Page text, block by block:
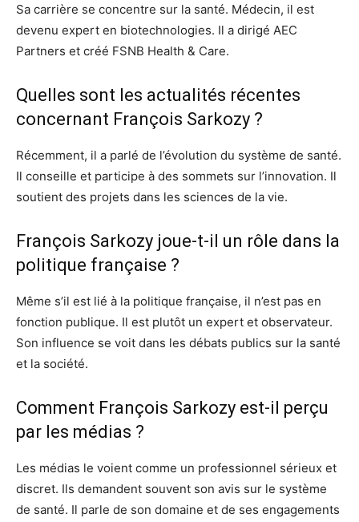
Sa carrière se concentre sur la santé. Médecin, il est
devenu expert en biotechnologies. Il a dirigé AEC
Partners et créé FSNB Health & Care.
Quelles sont les actualités récentes
concernant François Sarkozy ?
Récemment, il a parlé de l’évolution du système de santé.
Il conseille et participe à des sommets sur l’innovation. Il
soutient des projets dans les sciences de la vie.
François Sarkozy joue-t-il un rôle dans la
politique française ?
Même s’il est lié à la politique française, il n’est pas en
fonction publique. Il est plutôt un expert et observateur.
Son influence se voit dans les débats publics sur la santé
et la société.
Comment François Sarkozy est-il perçu
par les médias ?
Les médias le voient comme un professionnel sérieux et
discret. Ils demandent souvent son avis sur le système
de santé. Il parle de son domaine et de ses engagements